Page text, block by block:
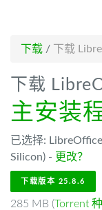
下载 / 下载
下载
主安装
已选择:
Silicon) - 更改？
下载版本 25.8.6
285 MB (Torrent